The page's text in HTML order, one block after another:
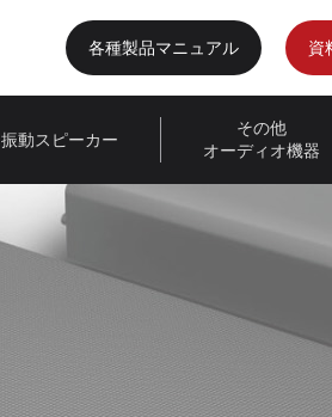
各種製品マニュアル 資
振動スピーカー
その他
オーディオ機器